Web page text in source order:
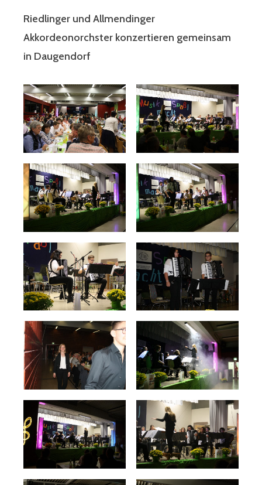
Riedlinger und Allmendinger
Akkordeonorchster konzertieren gemeinsam
in Daugendorf